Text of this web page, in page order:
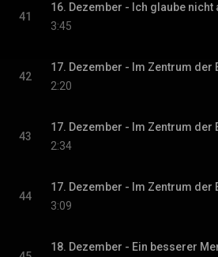
41
16. Dezember - Ich glaube nicht
3:45
42
17. Dezember - Im Zentrum der
2:20
43
17. Dezember - Im Zentrum der
2:34
44
17. Dezember - Im Zentrum der
3:09
18. Dezember - Ein besserer